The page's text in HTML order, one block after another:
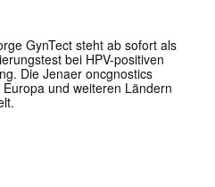
GynTect steht ab sofort als
bei HPV-positiven
Die Jenaer oncgnostics
und weiteren Ländern